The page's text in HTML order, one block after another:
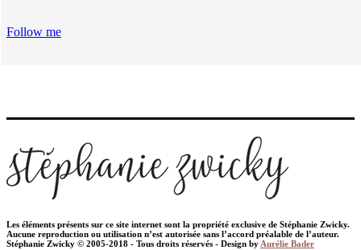
Follow me
Les éléments présents sur ce site internet sont la propriété exclusive de Stéphanie Zwicky.
Aucune reproduction ou utilisation n’est autorisée sans l’accord préalable de l’auteur.
Stéphanie Zwicky © 2005-2018 - Tous droits réservés - Design by Aurélie Bader